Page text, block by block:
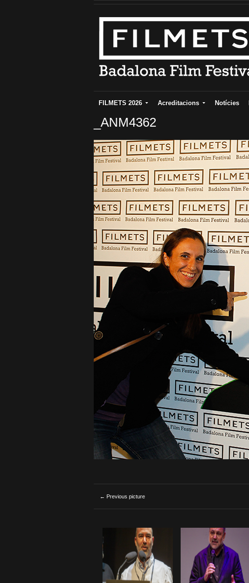
FILMETS 2026 Acreditacions Notícies
_ANM4362
← Previous picture